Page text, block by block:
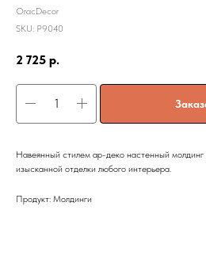
OracDecor
SKU: P9040
2 725 р.
Навеянный стилем ар-деко настенный
изысканной отделки любого интерьера.
Продукт: Молдинги